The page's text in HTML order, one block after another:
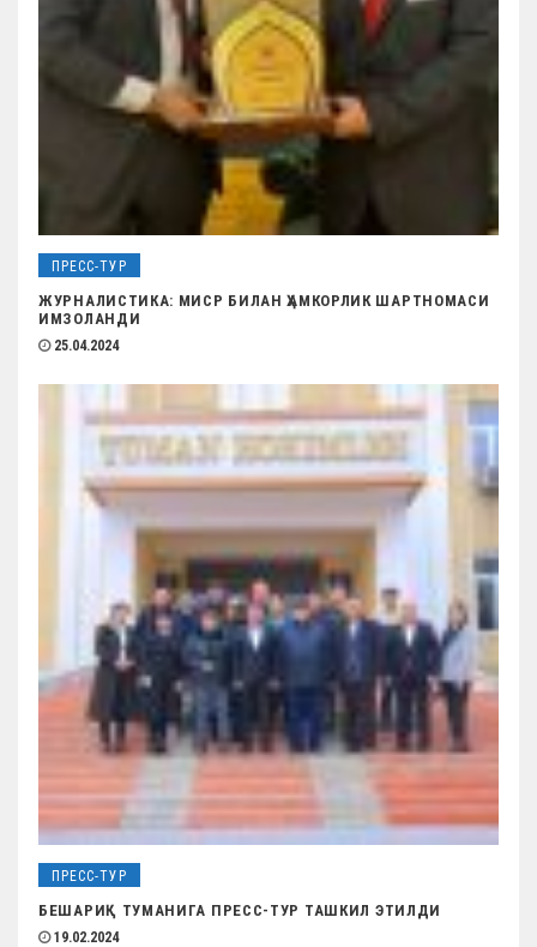
м
ПРЕСС-ТУР
ЖУРНАЛИСТИКА: МИСР БИЛАН ҲАМКОРЛИК ШАРТНОМАСИ
ИМЗОЛАНДИ
25.04.2024
ПРЕСС-ТУР
БЕШАРИҚ ТУМАНИГА ПРЕСС-ТУР ТАШКИЛ ЭТИЛДИ
19.02.2024